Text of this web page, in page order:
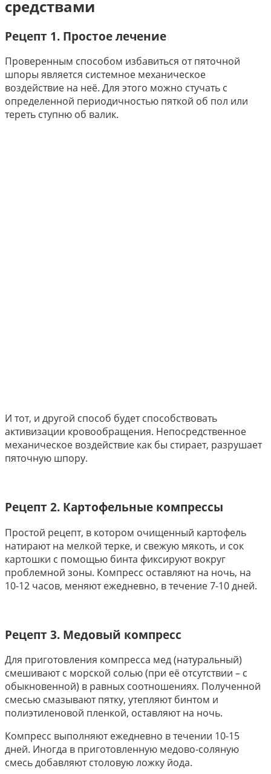
средствами
Рецепт 1. Простое лечение
Проверенным способом избавиться от пяточной
шпоры является системное механическое
воздействие на неё. Для этого можно стучать с
определенной периодичностью пяткой об пол или
тереть ступню об валик.
И тот, и другой способ будет способствовать
активизации кровообращения. Непосредственное
механическое воздействие как бы стирает, разрушает
пяточную шпору.
Рецепт 2. Картофельные компрессы
Простой рецепт, в котором очищенный картофель
натирают на мелкой терке, и свежую мякоть, и сок
картошки с помощью бинта фиксируют вокруг
проблемной зоны. Компресс оставляют на ночь, на
10-12 часов, меняют ежедневно, в течение 7-10 дней.
Рецепт 3. Медовый компресс
Для приготовления компресса мед (натуральный)
смешивают с морской солью (при её отсутствии – с
обыкновенной) в равных соотношениях. Полученной
смесью смазывают пятку, утепляют бинтом и
полиэтиленовой пленкой, оставляют на ночь.
Компресс выполняют ежедневно в течении 10-15
дней. Иногда в приготовленную медово-соляную
смесь добавляют столовую ложку йода.